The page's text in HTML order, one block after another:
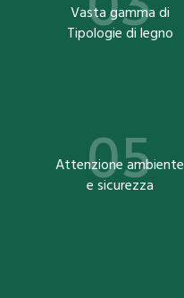
Vasta gamma di
Tipologie di legno
Attenzione ambiente
e sicurezza